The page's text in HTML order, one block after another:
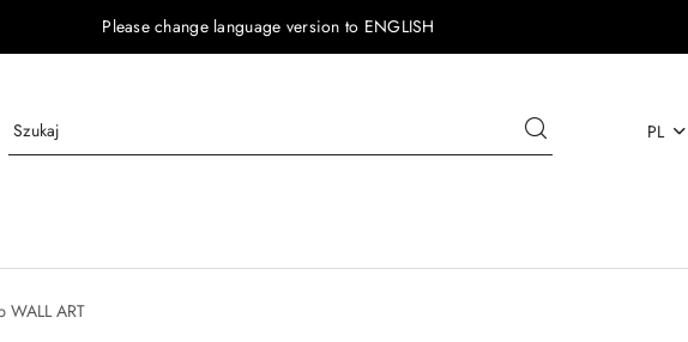
Please change language version to ENGLISH
PL
WALL ART